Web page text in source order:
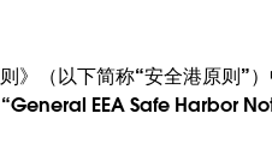
（以下简称“安全港原则”
EEA Safe Harbor